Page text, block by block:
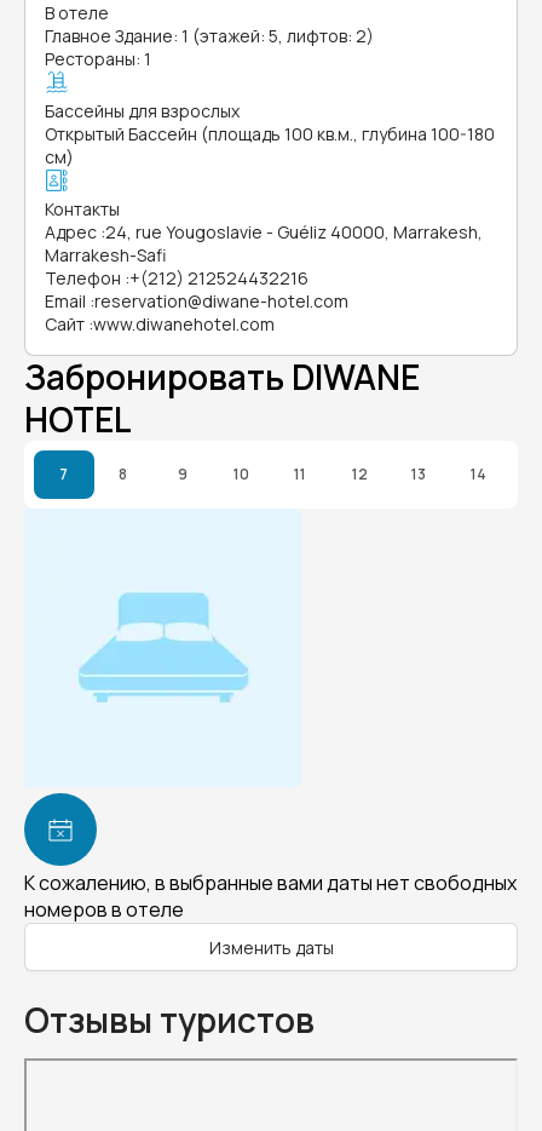
В отеле
Главное Здание: 1 (этажей: 5, лифтов: 2)
Рестораны: 1
Бассейны для взрослых
Открытый Бассейн (площадь 100 кв.м., глубина 100-180
см)
Контакты
Адрес :24, rue Yougoslavie - Guéliz 40000, Marrakesh,
Marrakesh-Safi
Телефон :+(212) 212524432216
Email :reservation@diwane-hotel.com
Сайт :www.diwanehotel.com
Забронировать DIWANE
HOTEL
7 8 9 10 11 12 13 14
К сожалению, в выбранные вами даты нет свободных
номеров в отеле
Изменить даты
Отзывы туристов